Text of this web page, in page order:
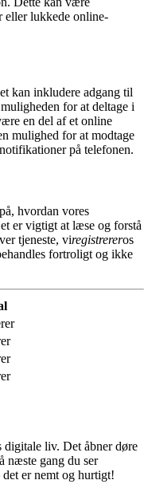
eller lukkede online-
kan inkludere adgang til
for at deltage i
en del af et online
mulighed for at modtage
på telefonen.
hvordan vores
er vigtigt at læse og forstå
tjeneste, viregistrereros
fortroligt og ikke
digitale liv. Det åbner døre
næste gang du ser
er nemt og hurtigt!